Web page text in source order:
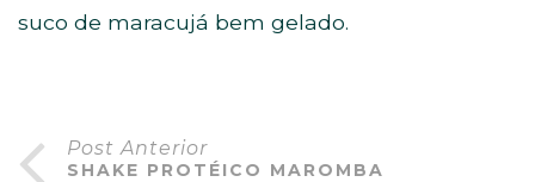
suco de maracujá bem gelado.
Post Anterior
SHAKE PROTÉICO MAROMBA